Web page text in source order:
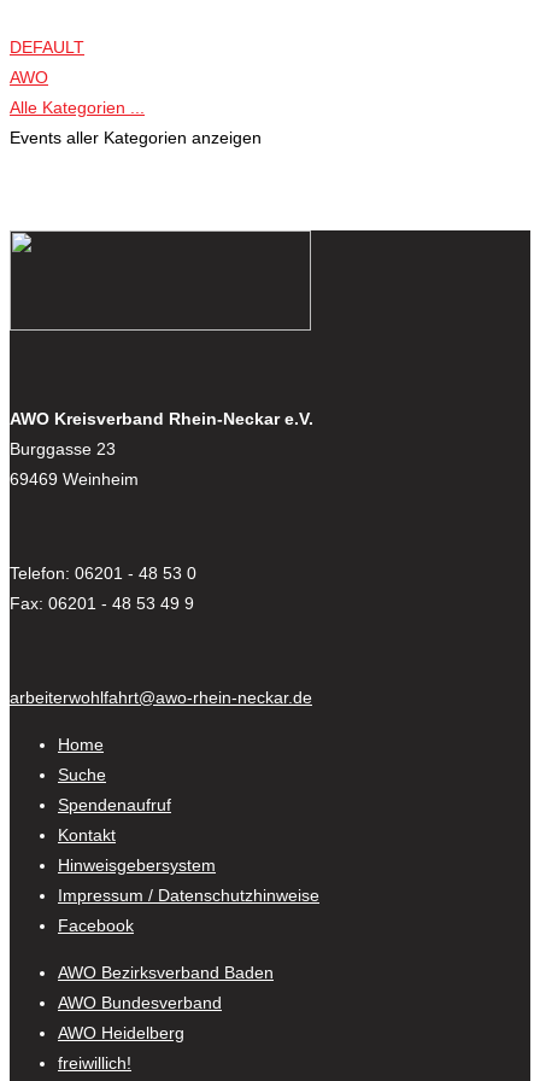
DEFAULT
AWO
Alle Kategorien ...
Events aller Kategorien anzeigen
AWO Kreisverband Rhein-Neckar e.V.
Burggasse 23
69469 Weinheim
Telefon: 06201 - 48 53 0
Fax: 06201 - 48 53 49 9
arbeiterwohlfahrt@awo-rhein-neckar.de
Home
Suche
Spendenaufruf
Kontakt
Hinweisgebersystem
Impressum / Datenschutzhinweise
Facebook
AWO Bezirksverband Baden
AWO Bundesverband
AWO Heidelberg
freiwillich!